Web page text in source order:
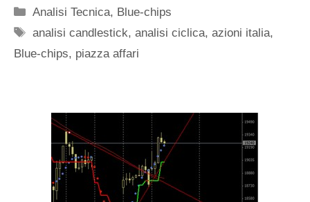
Categorie
Analisi Tecnica, Blue-chips
Tag
analisi candlestick,analisi ciclica,azioni italia,
Blue-chips, piazza affari